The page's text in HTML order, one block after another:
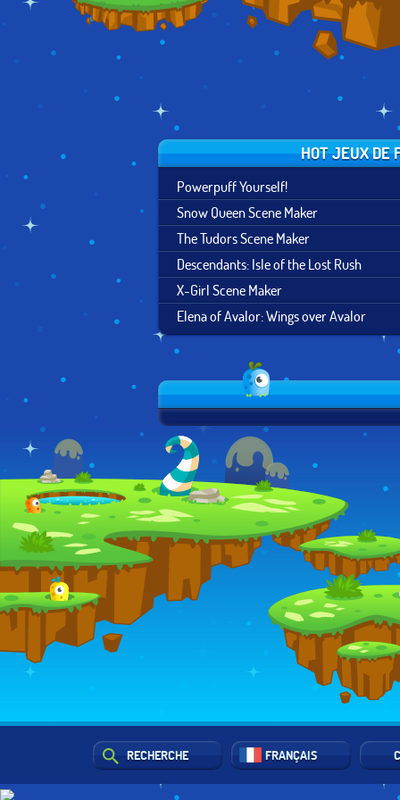
HOT JEUX DE
Powerpuff Yourself!
Snow Queen Scene Maker
The Tudors Scene Maker
Descendants: Isle of the Lost Rush
X-Girl Scene Maker
Elena of Avalor: Wings over Avalor
RECHERCHE FRANÇAIS